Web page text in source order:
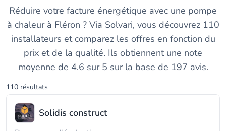
Réduire votre facture énergétique avec une pompe
à chaleur à Fléron ? Via Solvari, vous découvrez 110
installateurs et comparez les offres en fonction du
prix et de la qualité. Ils obtiennent une note
moyenne de 4.6 sur 5 sur la base de 197 avis.
110 résultats
Solidis construct